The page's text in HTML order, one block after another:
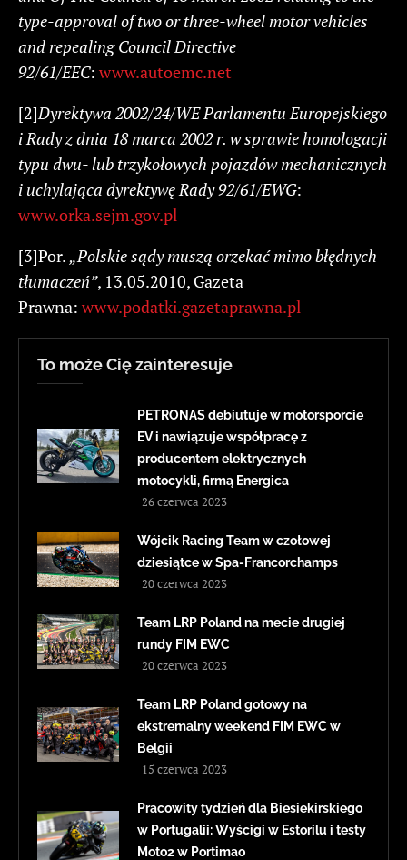
type-approvaloftwoorthree-wheel motorvehicles
and repealingCouncil Directive
92/61/EEC: www.autoemc.net
[2]Dyrektywa 2002/24/WEParlamentu Europejskiego
i Radyzdnia 18marca 2002r. wsprawiehomologacji
typu dwu-lub trzykołowych pojazdówmechanicznych
i uchylająca dyrektywę Rady92/61/EWG:
www.orka.sejm.gov.pl
[3]Por. „Polskiesądymuszą orzekaćmimobłędnych
tłumaczeń”, 13.05.2010, Gazeta
Prawna: www.podatki.gazetaprawna.pl
To może Cię zainteresuje
PETRONAS debiutuje w motorsporcie
EV i nawiązuje współpracę z
producentem elektrycznych
motocykli, firmą Energica
26 czerwca 2023
Wójcik Racing Team w czołowej
dziesiątce w Spa-Francorchamps
20 czerwca 2023
Team LRP Poland na mecie drugiej
rundy FIM EWC
20 czerwca 2023
Team LRP Poland gotowy na
ekstremalny weekend FIM EWC w
Belgii
15 czerwca 2023
Pracowity tydzień dla Biesiekirskiego
w Portugalii: Wyścigi w Estorilu i testy
Moto2 w Portimao